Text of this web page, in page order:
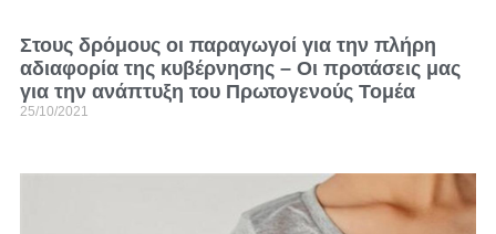
Στους δρόμους οι παραγωγοί για την πλήρη
αδιαφορία της κυβέρνησης – Οι προτάσεις μας
για την ανάπτυξη του Πρωτογενούς Τομέα
25/10/2021